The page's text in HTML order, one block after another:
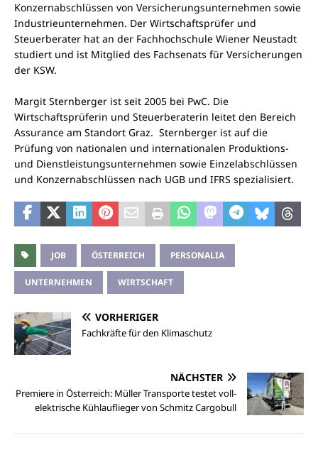
Konzernabschlüssen von Versicherungsunternehmen sowie
Industrieunternehmen. Der Wirtschaftsprüfer und
Steuerberater hat an der Fachhochschule Wiener Neustadt
studiert und ist Mitglied des Fachsenats für Versicherungen
der KSW.
Margit Sternberger ist seit 2005 bei PwC. Die
Wirtschaftsprüferin und Steuerberaterin leitet den Bereich
Assurance am Standort Graz. Sternberger ist auf die
Prüfung von nationalen und internationalen Produktions-
und Dienstleistungsunternehmen sowie Einzelabschlüssen
und Konzernabschlüssen nach UGB und IFRS spezialisiert.
JOB ÖSTERREICH PERSONALIA
UNTERNEHMEN WIRTSCHAFT
VORHERIGER
Fachkräfte für den Klimaschutz
NÄCHSTER
Premiere in Österreich: Müller Transporte testet voll-
elektrische Kühlauflieger von Schmitz Cargobull